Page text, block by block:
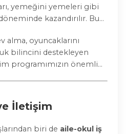
yemeğini yemeleri gibi
kazandırılır. Bu
alma, oyuncaklarını
bilincini destekleyen
programımızın önemli
İletişim
biri de aile-okul iş